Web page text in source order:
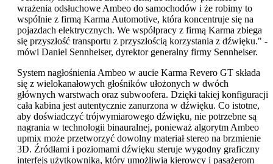
wrażenia odsłuchowe Ambeo do samochodów i że robimy to
wspólnie z firmą Karma Automotive, która koncentruje się na
pojazdach elektrycznych. We współpracy z firmą Karma zbiega
się przyszłość transportu z przyszłością korzystania z dźwięku." -
mówi Daniel Sennheiser, dyrektor generalny firmy Sennheiser.
System nagłośnienia Ambeo w aucie Karma Revero GT składa
się z wielokanałowych głośników ułożonych w dwóch
głównych warstwach oraz subwoofera. Dzięki takiej konfiguracji
cała kabina jest autentycznie zanurzona w dźwięku. Co istotne,
aby doświadczyć trójwymiarowego dźwięku, nie potrzebne są
nagrania w technologii binauralnej, ponieważ algorytm Ambeo
upmix może przetworzyć dowolny materiał stereo na brzmienie
3D. Źródłami i poziomami dźwięku steruje wygodny graficzny
interfejs użytkownika, który umożliwia kierowcy i pasażerom